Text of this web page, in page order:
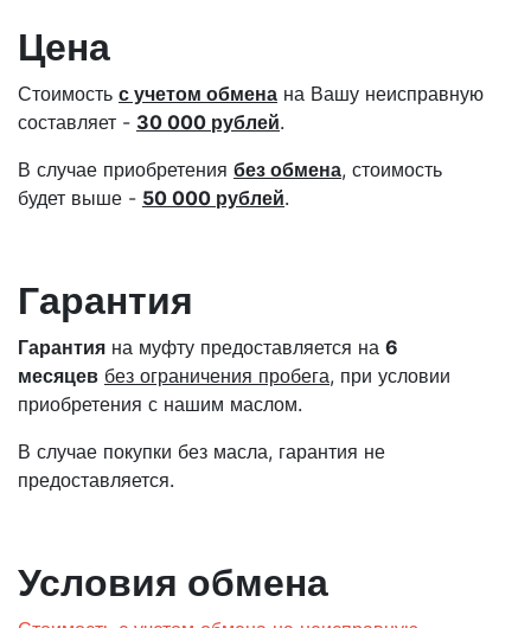
Цена
Стоимость с учетом обмена на Вашу неисправную
составляет - 30 000 рублей.
В случае приобретения без обмена, стоимость
будет выше - 50 000 рублей.
Гарантия
Гарантия на муфту предоставляется на 6
месяцев без ограничения пробега, при условии
приобретения с нашим маслом.
В случае покупки без масла, гарантия не
предоставляется.
Условия обмена